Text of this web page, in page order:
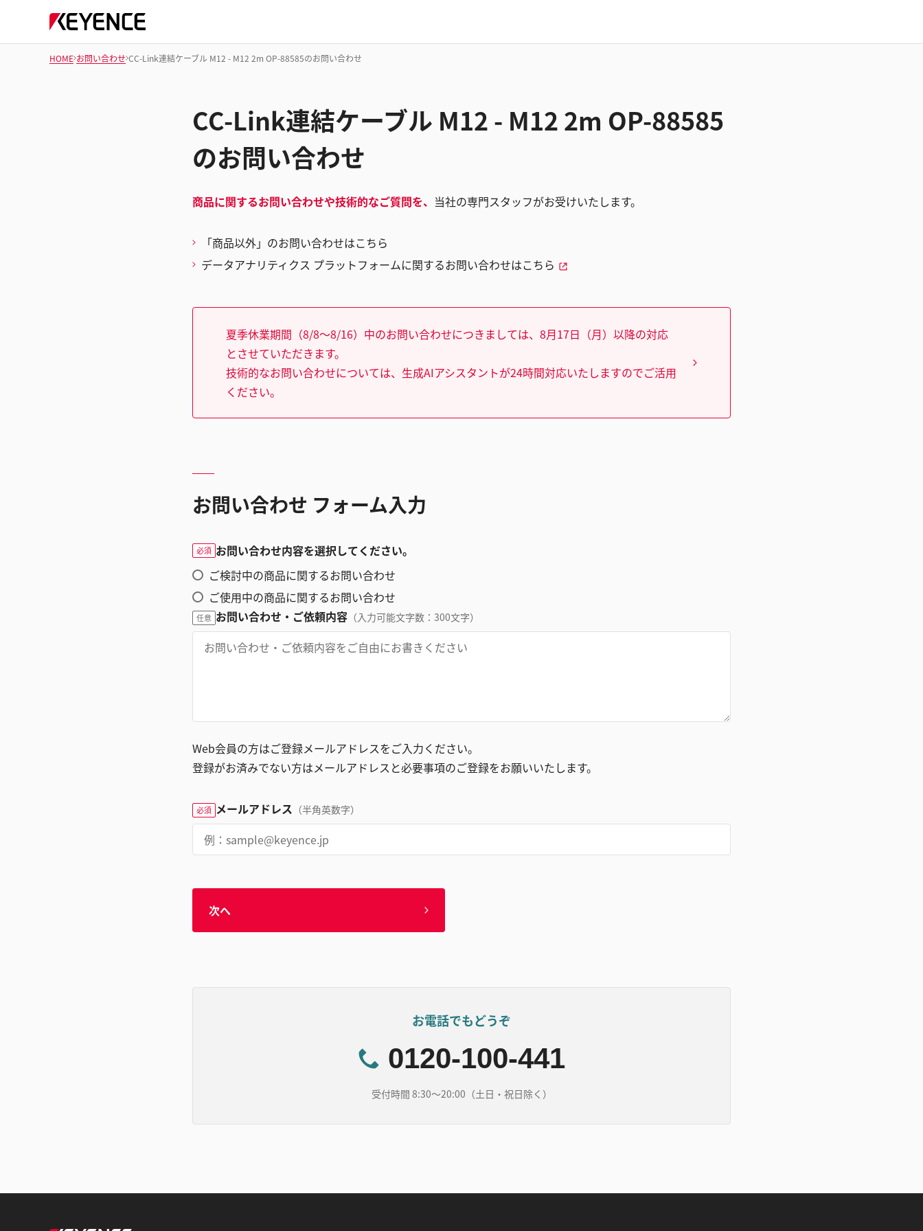
HOME お問い合わせ CC-Link連結ケーブル M12 - M12 2m OP-88585のお問い合わせ
CC-Link連結ケーブル M12 - M12 2m OP-88585
のお問い合わせ
商品に関するお問い合わせや技術的なご質問を、 当社の専門スタッフがお受けいたします。
「商品以外」のお問い合わせはこちら
データアナリティクス プラットフォームに関するお問い合わせはこちら
夏季休業期間（8/8～8/16）中のお問い合わせにつきましては、8月17日（月）以降の対応
とさせていただきます。
技術的なお問い合わせについては、生成AIアシスタントが24時間対応いたしますのでご活用
ください。
お問い合わせ フォーム入力
必須 お問い合わせ内容を選択してください。
ご検討中の商品に関するお問い合わせ
ご使用中の商品に関するお問い合わせ
任意 お問い合わせ・ご依頼内容 （入力可能文字数：300文字）
Web会員の方はご登録メールアドレスをご入力ください。
登録がお済みでない方はメールアドレスと必要事項のご登録をお願いいたします。
必須 メールアドレス （半角英数字）
次へ
お電話でもどうぞ
0120-100-441
受付時間 8:30～20:00（土日・祝日除く）